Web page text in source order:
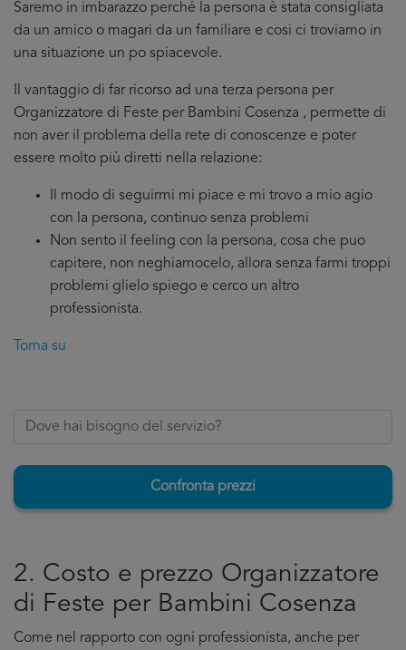
Saremo in imbarazzo perché la persona è stata consigliata
da un amico o magari da un familiare e cosi ci troviamo in
una situazione un po spiacevole.
Il vantaggio di far ricorso ad una terza persona per
Organizzatore di Feste per Bambini Cosenza , permette di
non aver il problema della rete di conoscenze e poter
essere molto più diretti nella relazione:
Il modo di seguirmi mi piace e mi trovo a mio agio
con la persona, continuo senza problemi
Non sento il feeling con la persona, cosa che puo
capitere, non neghiamocelo, allora senza farmi troppi
problemi glielo spiego e cerco un altro
professionista.
Torna su
Confronta prezzi
2. Costo e prezzo Organizzatore
di Feste per Bambini Cosenza
Come nel rapporto con ogni professionista, anche per